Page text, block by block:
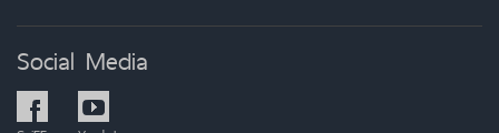
Social Media